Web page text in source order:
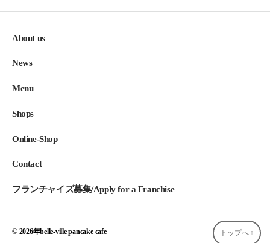
About us
News
Menu
Shops
Online-Shop
Contact
フランチャイズ募集/Apply for a Franchise
© 2026年belle-ville pancake cafe トップへ ↑